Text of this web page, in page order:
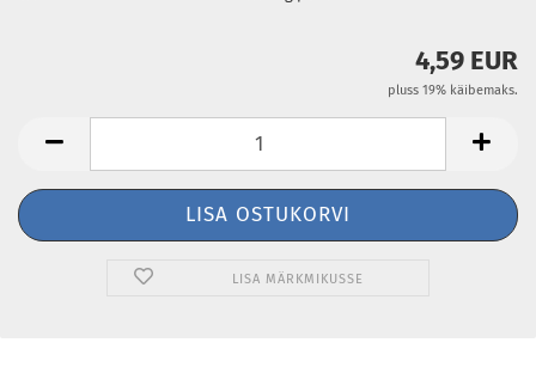
4,59 EUR
pluss 19% käibemaks.
LISA MÄRKMIKUSSE